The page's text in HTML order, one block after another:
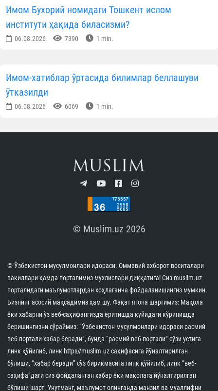
Имом Бухорий номидаги Тошкент ислом
институти ҳақида биласизми?
06.08.2026 7390 1 min.
Имом-хатиблар ўртасида билимлар беллашуви
ўтказилди
06.08.2026 6069 1 min.
© Muslim.uz 2026
© Ўзбекистон мусулмонлари идораси. Оммавий ахборот воситалари
вакиллари ҳамда порталимиз мухлислари диққатига! Сиз muslim.uz
порталидаги маълумотлардан хоҳлаганча фойдаланишингиз мумкин.
Бизнинг асосий мақсадимиз ҳам шу. Фақат ягона шартимиз: Мақола
ёки хабарни ўз веб-саҳифангизда ёритишда қуйидаги кўринишда
беришингизни сўраймиз: “Ўзбекистон мусулмонлари идораси расмий
веб-портали хабар беради”, бунда “расмий веб-портали” сўзи устига
линк қўйилиб, линк https//muslim.uz саҳифасига йўналтирилган
бўлиши, “хабар беради” сўз бирикмасига линк қўйилиб, линк “веб-
саҳифа”даги сиз фойдаланган хабар ёки мақолага йўналтирилган
бўлиши шарт. Унутманг, маълумот олинганда манзил ва муаллифни